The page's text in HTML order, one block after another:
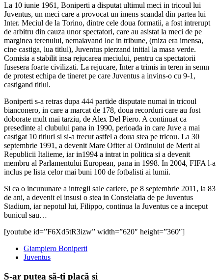
La 10 iunie 1961, Boniperti a disputat ultimul meci in tricoul lui
Juventus, un meci care a provocat un imens scandal din partea lui
Inter. Meciul de la Torino, dintre cele doua formatii, a fost intrerupt
de arbitru din cauza unor spectatori, care au asistat la meci de pe
marginea terenului, nemaiavand loc in tribune, (miza era imensa,
cine castiga, lua titlul), Juventus pierzand initial la masa verde.
Comisia a stabilit insa rejucarea meciului, pentru ca spectatorii
fusesera foarte civilizati. La rejucare, Inter a trimis in teren in semn
de protest echipa de tineret pe care Juventus a invins-o cu 9-1,
castigand titlul.
Boniperti s-a retras dupa 444 partide disputate numai in tricoul
bianconero, in care a marcat de 178, doua recorduri care au fost
doborate mult mai tarziu, de Alex Del Piero. A continuat ca
presedinte al clubului pana in 1990, perioada in care Juve a mai
castigat 10 titluri si si-a trecut astfel a doua stea pe tricou. La 30
septembrie 1991, a devenit Mare Ofiter al Ordinului de Merit al
Republicii Italieme, iar in1994 a intrat in politica si a devenit
membru al Parlamentului European, pana in 1998. In 2004, FIFA l-a
inclus pe lista celor mai buni 100 de fotbalisti ai lumii.
Si ca o incununare a intregii sale cariere, pe 8 septembrie 2011, la 83
de ani, a devenit el insusi o stea in Constelatia de pe Juventus
Stadium, iar nepotul lui, Filippo, continua la Juventus ce a inceput
bunicul sau…
[youtube id=”F6Xd5tR3izw” width=”620″ height=”360″]
Giampiero Boniperti
Juventus
S-ar putea să-ți placă și